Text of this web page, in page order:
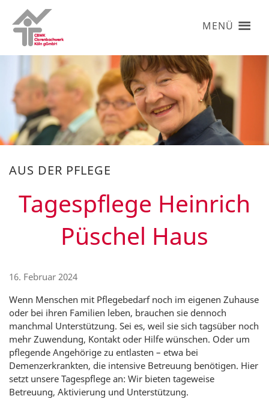
MENÜ
AUS DER PFLEGE
Tagespflege Heinrich
Püschel Haus
16. Februar 2024
Wenn Menschen mit Pflegebedarf noch im eigenen Zuhause
oder bei ihren Familien leben, brauchen sie dennoch
manchmal Unterstützung. Sei es, weil sie sich tagsüber noch
mehr Zuwendung, Kontakt oder Hilfe wünschen. Oder um
pflegende Angehörige zu entlasten – etwa bei
Demenzerkrankten, die intensive Betreuung benötigen. Hier
setzt unsere Tagespflege an: Wir bieten tageweise
Betreuung, Aktivierung und Unterstützung.